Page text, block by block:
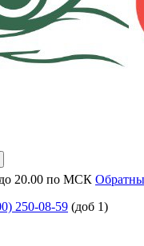
20.00 по МСК
250-08-59 (доб 1)